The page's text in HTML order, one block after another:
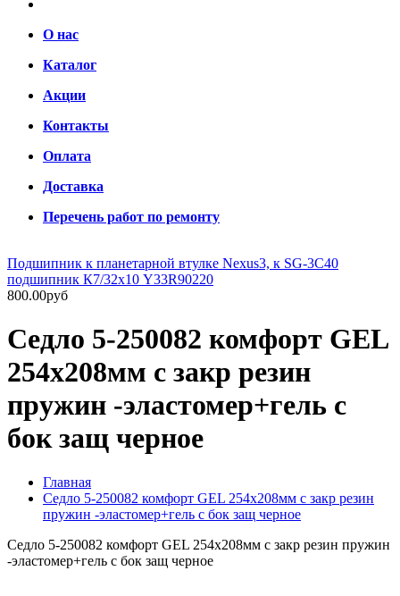
О нас
Каталог
Акции
Контакты
Оплата
Доставка
Перечень работ по ремонту
Подшипник к планетарной втулке Nexus3, к SG-3C40
подшипник К7/32х10 Y33R90220
800.00руб
Седло 5-250082 комфорт GEL
254х208мм с закр резин
пружин -эластомер+гель с
бок защ черное
Главная
Седло 5-250082 комфорт GEL 254х208мм с закр резин
пружин -эластомер+гель с бок защ черное
Седло 5-250082 комфорт GEL 254х208мм с закр резин пружин
-эластомер+гель с бок защ черное